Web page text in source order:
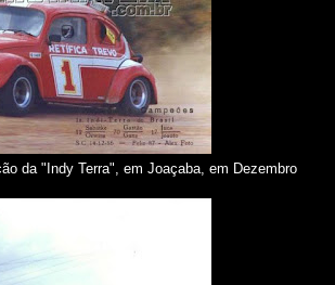
da "Indy Terra", em Joaçaba, em Dezembro